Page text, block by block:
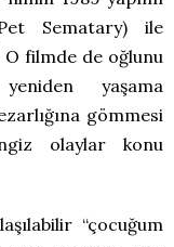
Sematary) ile
O filmde de oğlunu
yaşama
gömmesi
olaylar konu
“çocuğum